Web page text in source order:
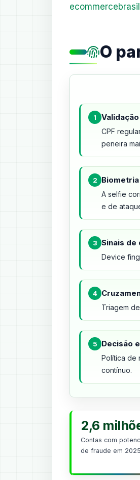
O
1
CPF
peneira
2
A selfie
e de
3 Sinais
Device
4
Triagem
5 Decisão
Política de
contínuo.
2,6
Contas com
de fraude em 2025